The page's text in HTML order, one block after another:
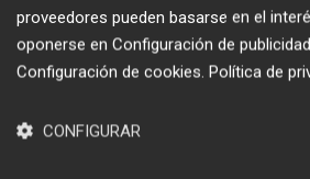
destacado otras iniciativas para
Valenciana, entre las que
oportunidad a los menores de 30
las Escuelas Taller de Talento
proveedores pueden basarse en el
oponerse en Configuración de publicidad
Configuración de cookies. Política de
CONFIGURAR